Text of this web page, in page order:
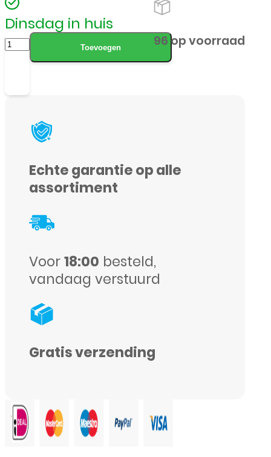
Dinsdag in huis
Apple
Privacy
Screenprotector
Zwart
aantal
Toevoegen 96 op voorraad
Echte garantie op alle
assortiment
Voor18:00 besteld,
vandaag verstuurd
Gratis verzending